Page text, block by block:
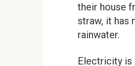
their house
straw, it has
rainwater.
Electricity is